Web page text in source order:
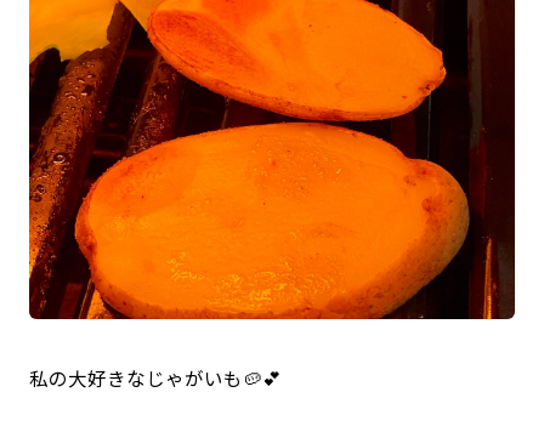
私の大好きなじゃがいも🥔💕